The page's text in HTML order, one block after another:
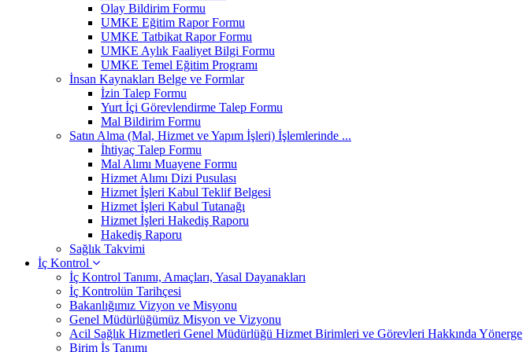
Olay Bildirim Formu
UMKE Eğitim Rapor Formu
UMKE Tatbikat Rapor Formu
UMKE Aylık Faaliyet Bilgi Formu
UMKE Temel Eğitim Programı
İnsan Kaynakları Belge ve Formlar
İzin Talep Formu
Yurt İçi Görevlendirme Talep Formu
Mal Bildirim Formu
Satın Alma (Mal, Hizmet ve Yapım İşleri) İşlemlerinde ...
İhtiyaç Talep Formu
Mal Alımı Muayene Formu
Hizmet Alımı Dizi Pusulası
Hizmet İşleri Kabul Teklif Belgesi
Hizmet İşleri Kabul Tutanağı
Hizmet İşleri Hakediş Raporu
Hakediş Raporu
Sağlık Takvimi
İç Kontrol
İç Kontrol Tanımı, Amaçları, Yasal Dayanakları
İç Kontrolün Tarihçesi
Bakanlığımız Vizyon ve Misyonu
Genel Müdürlüğümüz Misyon ve Vizyonu
Acil Sağlık Hizmetleri Genel Müdürlüğü Hizmet Birimleri ve Görevleri Hakkında Yönerge
Birim İş Tanımı